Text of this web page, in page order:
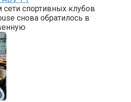
спортивных клубов
снова обратилось в